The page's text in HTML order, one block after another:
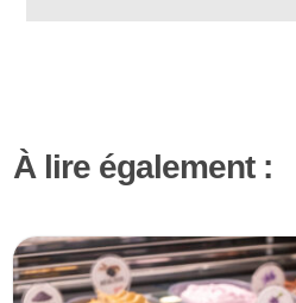
À lire également :